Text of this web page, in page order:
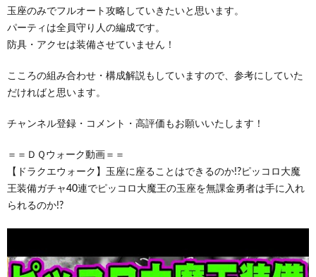
玉座のみでフルオート攻略していきたいと思います。
パーティは全員守り人の編成です。
防具・アクセは装備させていません！
こころの組み合わせ・構成解説もしていますので、参考にしていた
だければと思います。
チャンネル登録・コメント・高評価もお願いいたします！
＝＝ＤＱウォーク動画＝＝
【ドラクエウォーク】玉座に座ることはできるのか!?ピッコロ大魔
王装備ガチャ40連でピッコロ大魔王の玉座を無課金勇者は手に入れ
られるのか!?